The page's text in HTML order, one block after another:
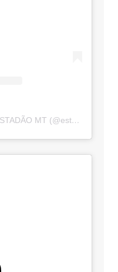
Um post compartilhado por ESTADÃO MT (@estadaomt)